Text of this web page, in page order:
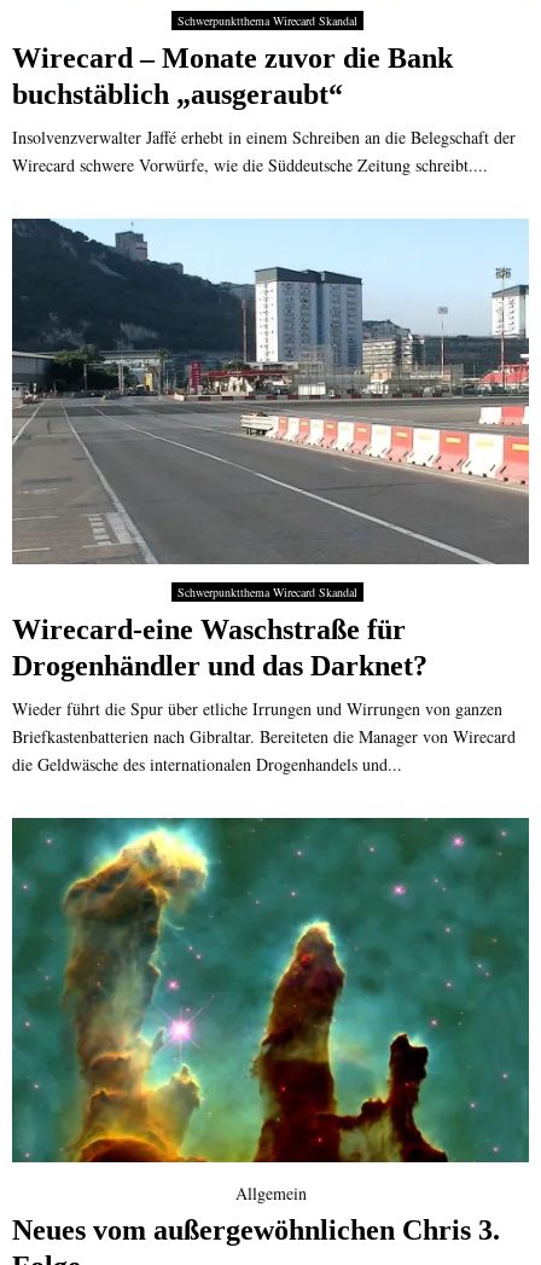
Schwerpunktthema Wirecard Skandal
Wirecard – Monate zuvor die Bank
buchstäblich „ausgeraubt“
Insolvenzverwalter Jaffé erhebt in einem Schreiben an die Belegschaft der
Wirecard schwere Vorwürfe, wie die Süddeutsche Zeitung schreibt....
Schwerpunktthema Wirecard Skandal
Wirecard-eine Waschstraße für
Drogenhändler und das Darknet?
Wieder führt die Spur über etliche Irrungen und Wirrungen von ganzen
Briefkastenbatterien nach Gibraltar. Bereiteten die Manager von Wirecard
die Geldwäsche des internationalen Drogenhandels und...
Allgemein
Neues vom außergewöhnlichen Chris 3.